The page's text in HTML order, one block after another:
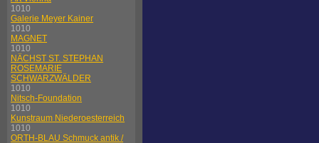
1010
Galerie Meyer Kainer
1010
MAGNET
1010
NÄCHST ST. STEPHAN
ROSEMARIE
SCHWARZWÄLDER
1010
Nitsch-Foundation
1010
Kunstraum Niederoesterreich
1010
ORTH-BLAU Schmuck antik /